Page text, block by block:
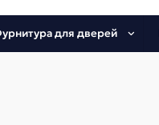
для дверей